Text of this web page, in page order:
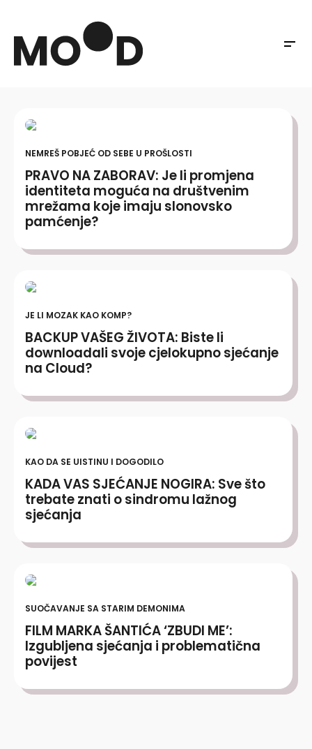
NEMREŠ POBJEĆ OD SEBE U PROŠLOSTI
PRAVO NA ZABORAV: Je li promjena
identiteta moguća na društvenim
mrežama koje imaju slonovsko
pamćenje?
JE LI MOZAK KAO KOMP?
BACKUP VAŠEG ŽIVOTA: Biste li
downloadali svoje cjelokupno sjećanje
na Cloud?
KAO DA SE UISTINU I DOGODILO
KADA VAS SJEĆANJE NOGIRA: Sve što
trebate znati o sindromu lažnog
sjećanja
SUOČAVANJE SA STARIM DEMONIMA
FILM MARKA ŠANTIĆA ‘ZBUDI ME’:
Izgubljena sjećanja i problematična
povijest